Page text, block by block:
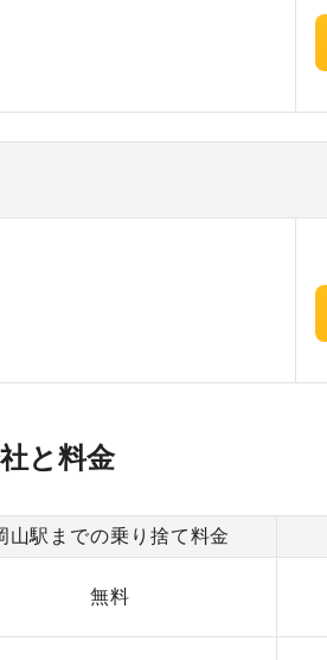
と料金
山駅までの乗り捨て料金
無料